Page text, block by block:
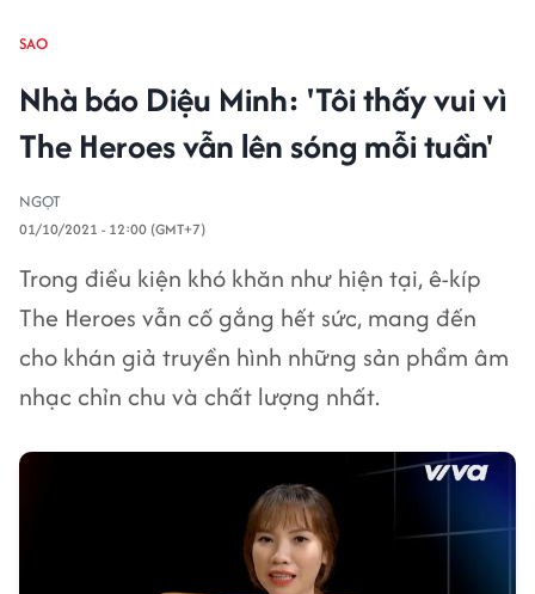
SAO
Nhà báo Diệu Minh: 'Tôi thấy vui vì
The Heroes vẫn lên sóng mỗi tuần'
NGỌT
01/10/2021 - 12:00 (GMT+7)
Trong điều kiện khó khăn như hiện tại, ê-kíp
The Heroes vẫn cố gắng hết sức, mang đến
cho khán giả truyền hình những sản phẩm âm
nhạc chỉn chu và chất lượng nhất.